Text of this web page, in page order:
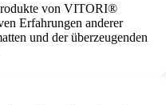
von VITORI®
Erfahrungen anderer
und der überzeugenden